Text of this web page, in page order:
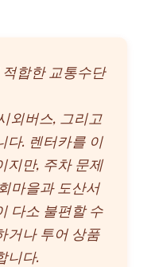
적합한 교통수단
외버스, 그리고
다. 렌터카를 이
지만, 주차 문제
마을과 도산서
다소 불편할 수
거나 투어 상품
니다.